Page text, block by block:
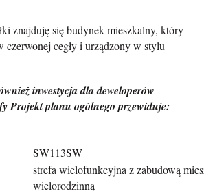
znajduję się budynek mieszkalny, który
czerwonej cegły i urządzony w stylu
inwestycja dla deweloperów
Projekt planu ogólnego przewiduje:
SW113SW
strefa wielofunkcyjna z zabudową
wielorodzinną